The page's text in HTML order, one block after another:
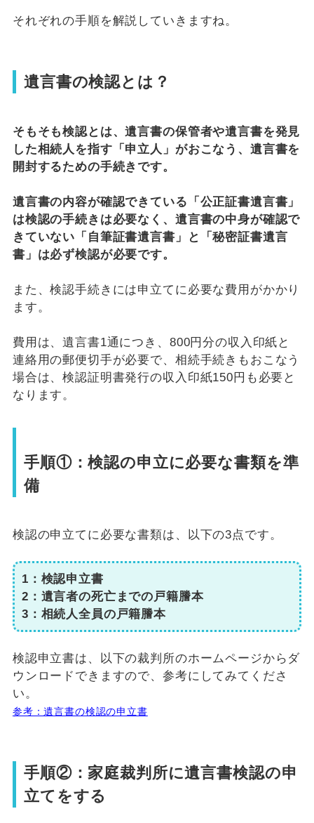
それぞれの手順を解説していきますね。
遺言書の検認とは？
そもそも検認とは、遺言書の保管者や遺言書を発見
した相続人を指す「申立人」がおこなう、遺言書を
開封するための手続きです。
遺言書の内容が確認できている「公正証書遺言書」
は検認の手続きは必要なく、遺言書の中身が確認で
きていない「自筆証書遺言書」と「秘密証書遺言
書」は必ず検認が必要です。
また、検認手続きには申立てに必要な費用がかかり
ます。
費用は、遺言書1通につき、800円分の収入印紙と
連絡用の郵便切手が必要で、相続手続きもおこなう
場合は、検認証明書発行の収入印紙150円も必要と
なります。
手順①：検認の申立に必要な書類を準
備
検認の申立てに必要な書類は、以下の3点です。
1：検認申立書
2：遺言者の死亡までの戸籍謄本
3：相続人全員の戸籍謄本
検認申立書は、以下の裁判所のホームページからダ
ウンロードできますので、参考にしてみてくださ
い。
参考：遺言書の検認の申立書
手順②：家庭裁判所に遺言書検認の申
立てをする